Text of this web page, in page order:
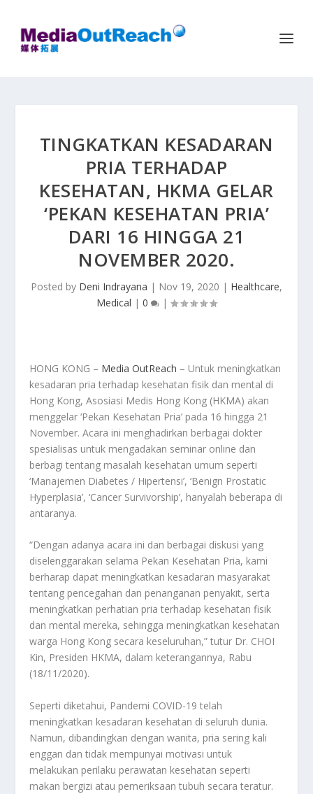
TINGKATKAN KESADARAN
PRIA TERHADAP
KESEHATAN, HKMA GELAR
‘PEKAN KESEHATAN PRIA’
DARI 16 HINGGA 21
NOVEMBER 2020.
Posted by Deni Indrayana | Nov 19, 2020 | Healthcare,
Medical | 0 |
HONG KONG – Media OutReach – Untuk meningkatkan
kesadaran pria terhadap kesehatan fisik dan mental di
Hong Kong, Asosiasi Medis Hong Kong (HKMA) akan
menggelar ‘Pekan Kesehatan Pria’ pada 16 hingga 21
November. Acara ini menghadirkan berbagai dokter
spesialisas untuk mengadakan seminar online dan
berbagi tentang masalah kesehatan umum seperti
‘Manajemen Diabetes / Hipertensi’, ‘Benign Prostatic
Hyperplasia’, ‘Cancer Survivorship’, hanyalah beberapa di
antaranya.
“Dengan adanya acara ini dan berbagai diskusi yang
diselenggarakan selama Pekan Kesehatan Pria, kami
berharap dapat meningkatkan kesadaran masyarakat
tentang pencegahan dan penanganan penyakit, serta
meningkatkan perhatian pria terhadap kesehatan fisik
dan mental mereka, sehingga meningkatkan kesehatan
warga Hong Kong secara keseluruhan,” tutur Dr. CHOI
Kin, Presiden HKMA, dalam keterangannya, Rabu
(18/11/2020).
Seperti diketahui, Pandemi COVID-19 telah
meningkatkan kesadaran kesehatan di seluruh dunia.
Namun, dibandingkan dengan wanita, pria sering kali
enggan dan tidak mempunyai motivasi untuk
melakukan perilaku perawatan kesehatan seperti
makan bergizi atau pemeriksaan tubuh secara teratur.